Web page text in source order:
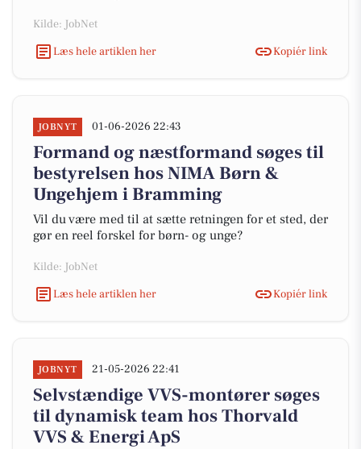
Kilde: JobNet
Læs hele artiklen her
Kopiér link
JOBNYT 01-06-2026 22:43
Formand og næstformand søges til
bestyrelsen hos NIMA Børn &
Ungehjem i Bramming
Vil du være med til at sætte retningen for et sted, der
gør en reel forskel for børn- og unge?
Kilde: JobNet
Læs hele artiklen her
Kopiér link
JOBNYT 21-05-2026 22:41
Selvstændige VVS-montører søges
til dynamisk team hos Thorvald
VVS & Energi ApS